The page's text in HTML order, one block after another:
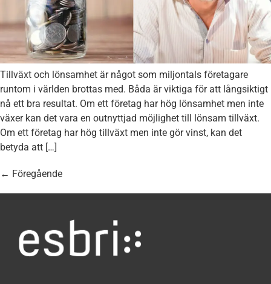
Tillväxt och lönsamhet är något som miljontals företagare
runtom i världen brottas med. Båda är viktiga för att långsiktigt
nå ett bra resultat. Om ett företag har hög lönsamhet men inte
växer kan det vara en outnyttjad möjlighet till lönsam tillväxt.
Om ett företag har hög tillväxt men inte gör vinst, kan det
betyda att […]
← Föregående